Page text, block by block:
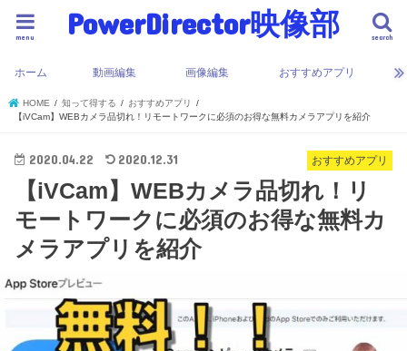
PowerDirector映像部 search
menu
ホーム 動画編集 画像編集 おすすめアプリ
HOME 知って得する
おすすめアプリ
【iVCam】WEBカメラ品切れ！リモートワークに必須のお得な無料カメラアプリを紹介
おすすめアプリ
2020.04.22 2020.12.31
【iVCam】WEBカメラ品切れ！リ
モートワークに必須のお得な無料カ
メラアプリを紹介